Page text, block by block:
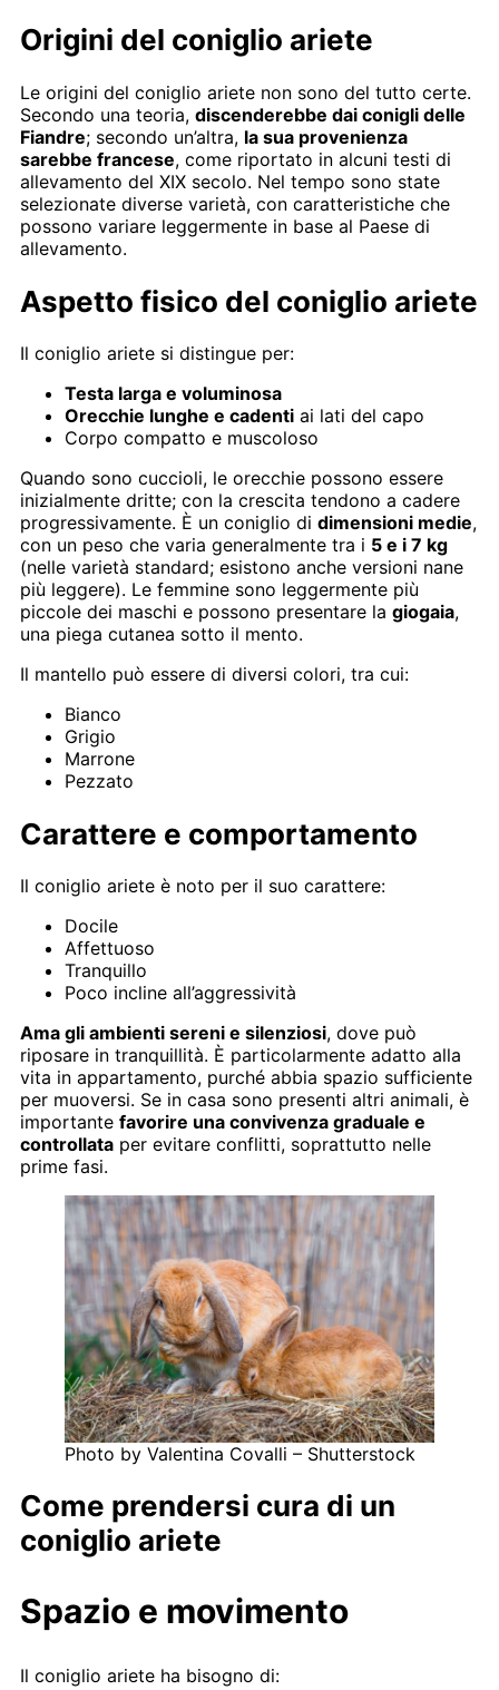
Origini del coniglio ariete
Le origini del coniglio ariete non sono del tutto certe.
Secondo una teoria, discenderebbe dai conigli delle
Fiandre; secondo un’altra, la sua provenienza
sarebbe francese, come riportato in alcuni testi di
allevamento del XIX secolo. Nel tempo sono state
selezionate diverse varietà, con caratteristiche che
possono variare leggermente in base al Paese di
allevamento.
Aspetto fisico del coniglio ariete
Il coniglio ariete si distingue per:
Testa larga e voluminosa
Orecchie lunghe e cadenti ai lati del capo
Corpo compatto e muscoloso
Quando sono cuccioli, le orecchie possono essere
inizialmente dritte; con la crescita tendono a cadere
progressivamente. È un coniglio di dimensioni medie,
con un peso che varia generalmente tra i 5 e i 7 kg
(nelle varietà standard; esistono anche versioni nane
più leggere). Le femmine sono leggermente più
piccole dei maschi e possono presentare la giogaia,
una piega cutanea sotto il mento.
Il mantello può essere di diversi colori, tra cui:
Bianco
Grigio
Marrone
Pezzato
Carattere e comportamento
Il coniglio ariete è noto per il suo carattere:
Docile
Affettuoso
Tranquillo
Poco incline all’aggressività
Ama gli ambienti sereni e silenziosi, dove può
riposare in tranquillità. È particolarmente adatto alla
vita in appartamento, purché abbia spazio sufficiente
per muoversi. Se in casa sono presenti altri animali, è
importante favorire una convivenza graduale e
controllata per evitare conflitti, soprattutto nelle
prime fasi.
Photo by Valentina Covalli – Shutterstock
Come prendersi cura di un
coniglio ariete
Spazio e movimento
Il coniglio ariete ha bisogno di: